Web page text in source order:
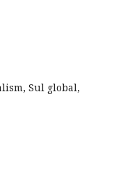
Sul global,